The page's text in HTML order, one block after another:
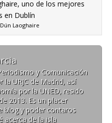
Laoghaire
y Comunicación
la URJC de Madrid, así
por la UNED, resido
2013. Es un placer
blog y poder contaros
acerca de la isla